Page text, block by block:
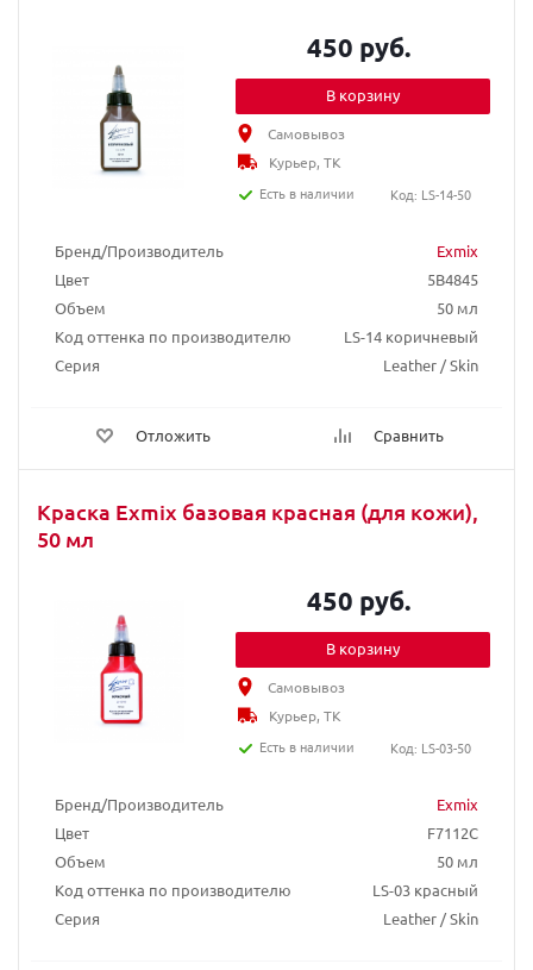
Бренд/Производитель
Exmix
Цвет
5B4845
Объем
50 мл
Код оттенка по производителю
LS-14 коричневый
Серия
Leather / Skin
Отложить Сравнить
450 руб.
В корзину
Самовывоз
Курьер, ТК
Есть в наличии
Код: LS-14-50
Краска Exmix базовая красная (для кожи),
50 мл
Бренд/Производитель
Exmix
Цвет
F7112C
Объем
50 мл
Код оттенка по производителю
LS-03 красный
Серия
Leather / Skin
450 руб.
В корзину
Самовывоз
Курьер, ТК
Есть в наличии
Код: LS-03-50